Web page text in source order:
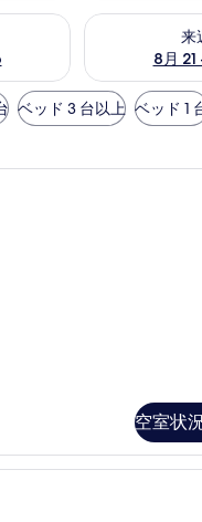
空室状況をチェック
来
8月
来週末 8月 21
ベッド 3 台以上 ベッド 1
1 室のベッドルー
空室状
1 室のベッドルー